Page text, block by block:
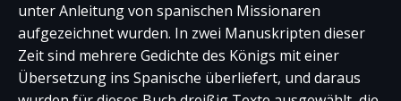
unter Anleitung von spanischen Missionaren
aufgezeichnet wurden. In zwei Manuskripten dieser
Zeit sind mehrere Gedichte des Königs mit einer
Übersetzung ins Spanische überliefert, und daraus